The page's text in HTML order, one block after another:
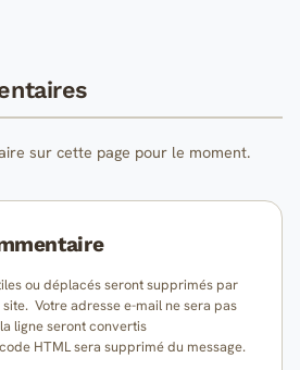
sur cette page pour le moment.
ou déplacés seront supprimés par
Votre adresse e-mail ne sera pas
ligne seront convertis
HTML sera supprimé du message.